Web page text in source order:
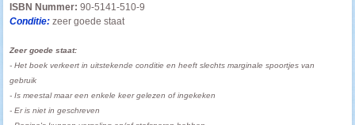
ISBN Nummer: 90-5141-510-9
Conditie: zeer goede staat
Zeer goede staat:
-Het boek verkeert in uitstekende conditie enheeft slechts marginale spoortjes van
gebruik
- Is meestal maar een enkele keer gelezen of ingekeken
- Er is niet in geschreven